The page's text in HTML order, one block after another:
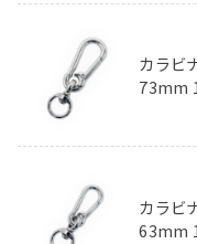
カラビ
73mm
カラビ
63mm